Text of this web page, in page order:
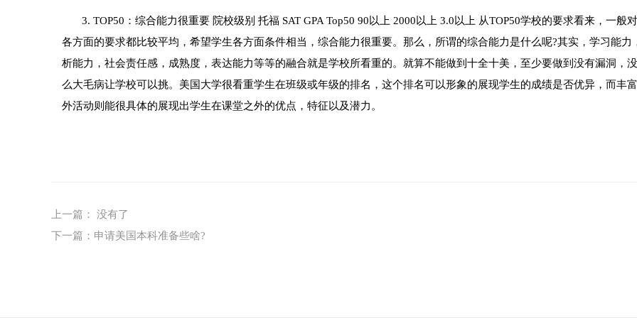
3. TOP50：综合能力很重要 院校级别 托福 SAT GPA Top50 90以上 2000以上 3.0以上 从TOP50学校的要求看来，一般
各方面的要求都比较平均，希望学生各方面条件相当，综合能力很重要。那么，所谓的综合能力是什么呢?其实，学习能力
析能力，社会责任感，成熟度，表达能力等等的融合就是学校所看重的。就算不能做到十全十美，至少要做到没有漏洞，
么大毛病让学校可以挑。美国大学很看重学生在班级或年级的排名，这个排名可以形象的展现学生的成绩是否优异，而丰
外活动则能很具体的展现出学生在课堂之外的优点，特征以及潜力。
上一篇： 没有了
下一篇： 申请美国本科准备些啥?